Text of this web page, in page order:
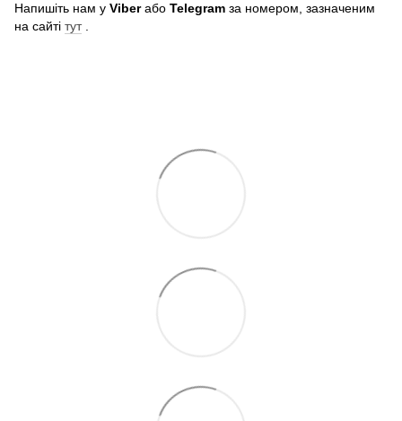
Напишіть нам у Viberабо Telegram за номером, зазначеним
на сайті тут.